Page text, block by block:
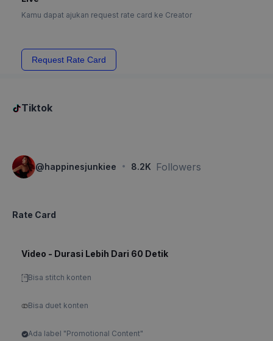
Kamu dapat ajukan request rate card ke Creator
Request Rate Card
Tiktok
@ happinesjunkiee · 8.2K Followers
Rate Card
Video - Durasi Lebih Dari 60 Detik
Bisa stitch konten
Bisa duet konten
Ada label "Promotional Content"